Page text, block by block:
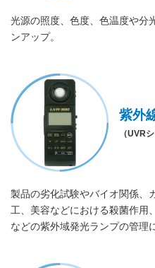
光源の照度、色度、色温度や分
ンアップ。
紫外
（UVR
製品の劣化試験やバイオ関係、
工、美容などにおける殺菌作用
などの紫外域発光ランプの管理